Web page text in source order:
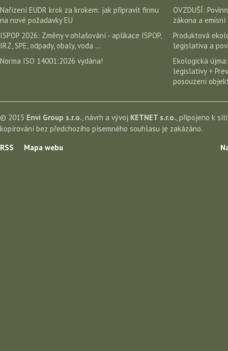
Nařízení EUDR krok za krokem: jak připravit firmu
na nové požadavky EU
ISPOP 2026: Změny v ohlašování - aplikace ISPOP,
IRZ, SPE, odpady, obaly, voda ...
Norma ISO 14001:2026 vydána!
OVZDUŠÍ:
zákona a emisní
Produktová
legislativa a
Ekologická
legislativy +
posouzení
© 2015 Envi Group s.r.o., návrh a vývoj KETNET s.r.o., připojeno k
kopírování bez předchozího písemného souhlasu je zakázáno.
RSS
Mapa webu